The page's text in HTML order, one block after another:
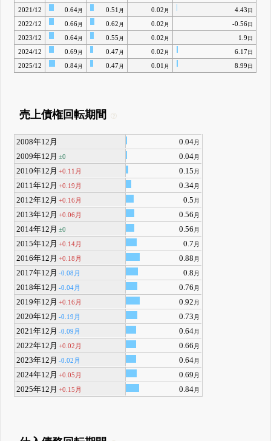
2021/12 0.64月 0.51 月 0.02 月 4.43 日
2022/12 0.66月 0.62 月 0.02 月 -0.56日
2023/12 0.64月 0.55 月 0.02 月 1.9 日
2024/12 0.69 月 0.47 月 0.02 月 6.17 日
2025/12 0.84月 0.47 月 0.01 月 8.99 日
売上債権回転期間
2008年12月 0.04月
2009年12月 ±0 0.04月
2010年12月 +0.11月 0.15月
2011年12月 +0.19月 0.34月
2012年12月 +0.16月 0.5月
2013年12月 +0.06月 0.56月
2014年12月 ±0 0.56月
2015年12月 +0.14月 0.7月
2016年12月 +0.18月 0.88月
2017年12月 -0.08月 0.8月
2018年12月 -0.04月 0.76月
2019年12月 +0.16月 0.92月
2020年12月 -0.19月 0.73月
2021年12月 -0.09月 0.64月
2022年12月 +0.02月 0.66月
2023年12月 -0.02月 0.64月
2024年12月 +0.05月 0.69月
2025年12月 +0.15月 0.84月